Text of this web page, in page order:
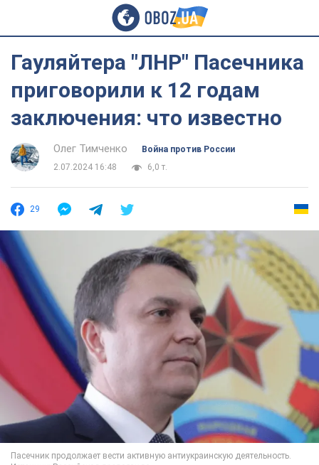
Гауляйтера "ЛНР" Пасечника
приговорили к 12 годам
заключения: что известно
Олег Тимченко
Война против России
2.07.2024 16:48
6,0 т.
29